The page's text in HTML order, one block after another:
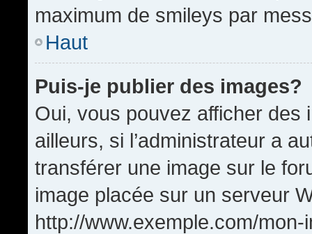
maximum de smileys par
Haut
Puis-je publier des images?
Oui, vous pouvez afficher
ailleurs, si l’administrateur a
transférer une image sur le
image placée sur un serveur
http://www.exemple.com/